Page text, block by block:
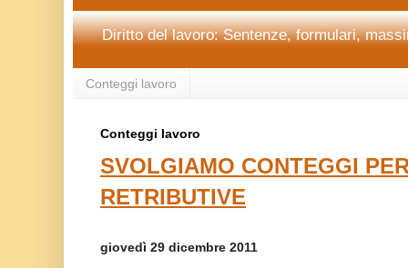
Diritto del lavoro: Sentenze, formulari,
Conteggi lavoro
Conteggi lavoro
SVOLGIAMO CONTEGGI
RETRIBUTIVE
giovedì 29 dicembre 2011